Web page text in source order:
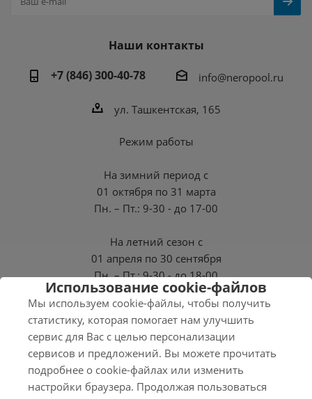
Использование cookie-файлов
Мы используем cookie-файлы, чтобы получить
статистику, которая помогает нам улучшить
сервис для Вас с целью персонализации
сервисов и предложений. Вы можете прочитать
подробнее о cookie-файлах или изменить
настройки браузера. Продолжая пользоваться
Наши контакты
+7 (846) 300-40-78
info@neropool.ru
ул. Ташкентская, 165
Режим работы
На зимний период с
01 октября по 31 марта
Пн. – Пт.: 9-30 - до 17-00
На летний сезон с
01 апреля по 30 сентября
Пн. – Пт.: 9-30 - до 18-00
СБ, ВС - Выходные
2026 © Нэро